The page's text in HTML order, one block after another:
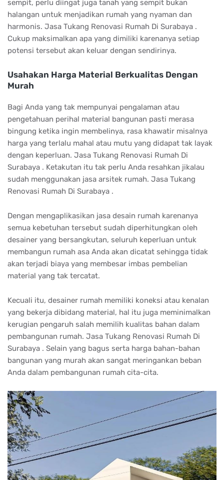
sempit, perlu diingat juga tanah yang sempit bukan
halangan untuk menjadikan rumah yang nyaman dan
harmonis. Jasa Tukang Renovasi Rumah Di Surabaya .
Cukup maksimalkan apa yang dimiliki karenanya setiap
potensi tersebut akan keluar dengan sendirinya.
Usahakan Harga Material Berkualitas Dengan
Murah
Bagi Anda yang tak mempunyai pengalaman atau
pengetahuan perihal material bangunan pasti merasa
bingung ketika ingin membelinya, rasa khawatir misalnya
harga yang terlalu mahal atau mutu yang didapat tak layak
dengan keperluan. Jasa Tukang Renovasi Rumah Di
Surabaya . Ketakutan itu tak perlu Anda resahkan jikalau
sudah menggunakan jasa arsitek rumah. Jasa Tukang
Renovasi Rumah Di Surabaya .
Dengan mengaplikasikan jasa desain rumah karenanya
semua kebetuhan tersebut sudah diperhitungkan oleh
desainer yang bersangkutan, seluruh keperluan untuk
membangun rumah asa Anda akan dicatat sehingga tidak
akan terjadi biaya yang membesar imbas pembelian
material yang tak tercatat.
Kecuali itu, desainer rumah memiliki koneksi atau kenalan
yang bekerja dibidang material, hal itu juga meminimalkan
kerugian pengaruh salah memilih kualitas bahan dalam
pembangunan rumah. Jasa Tukang Renovasi Rumah Di
Surabaya . Selain yang bagus serta harga bahan-bahan
bangunan yang murah akan sangat meringankan beban
Anda dalam pembangunan rumah cita-cita.